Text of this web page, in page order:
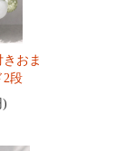
おま
2段
)